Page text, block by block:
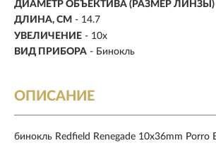
ДИАМЕТР ОБЪЕКТИВА (РАЗМЕР ЛИНЗЫ)
ДЛИНА, СМ - 14.7
УВЕЛИЧЕНИЕ - 10х
ВИД ПРИБОРА - Бинокль
ОПИСАНИЕ
бинокль Redfield Renegade 10x36mm Porro